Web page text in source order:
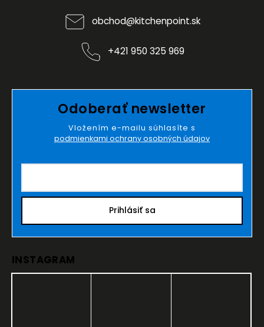
obchod@kitchenpoint.sk
+421 950 325 969
Odoberať newsletter
Vložením e-mailu súhlasíte s
podmienkami ochrany osobných údajov
Prihlásiť sa
INSTAGRAM